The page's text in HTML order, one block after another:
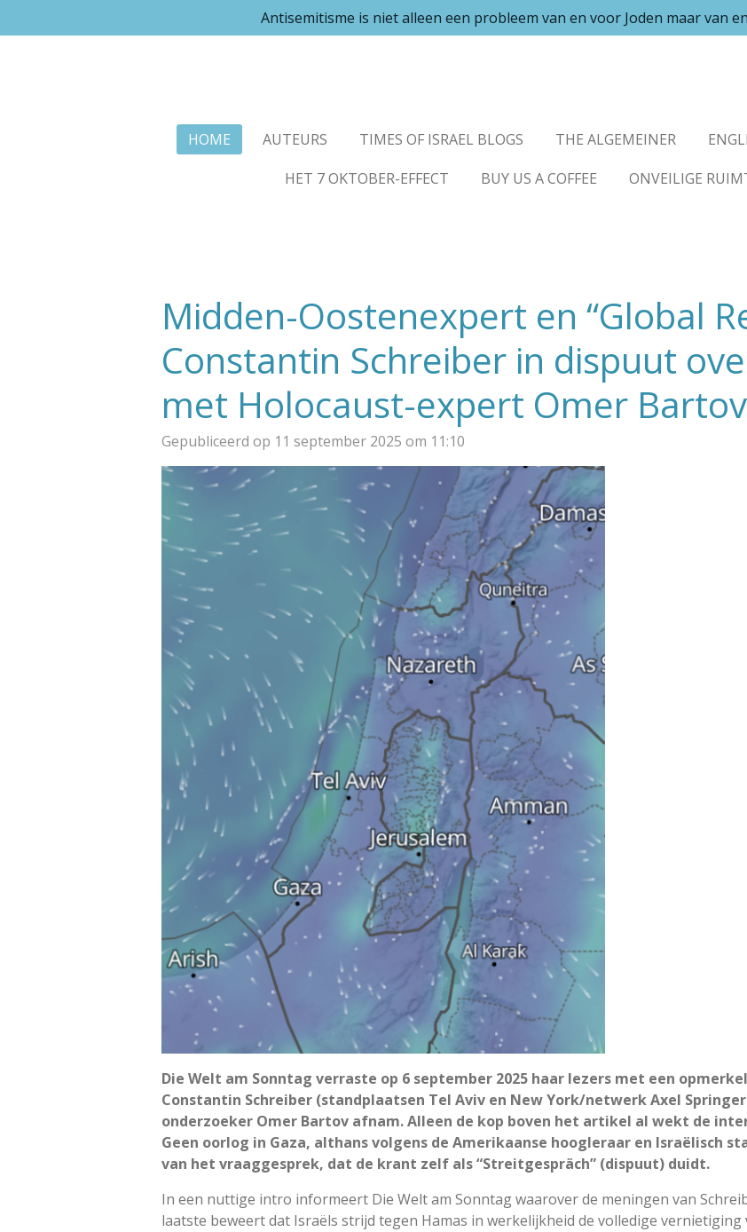
direct
Antisemitisme is niet alleen een probleem van en voor Joden maar van
HOME AUTEURS TIMES OF ISRAEL BLOGS THE ALGEMEINER
HET 7 OKTOBER-EFFECT
BUY US A COFFEE ONVEILIGE
Midden-Oostenexpert en “Global
Constantin Schreiber in dispuut
met Holocaust-expert Omer Bartov
Gepubliceerd op 11 september 2025 om 11:10
Die Welt am Sonntag verraste op 6 september 2025 haar lezers met een
Constantin Schreiber (standplaatsen Tel Aviv en New York/netwerk Axel
onderzoeker Omer Bartov afnam. Alleen de kop boven het artikel al wekt de
Geen oorlog in Gaza, althans volgens de Amerikaanse hoogleraar en Israëlisch
van het vraaggesprek, dat de krant zelf als “Streitgespräch” (dispuut) duidt.
In een nuttige intro informeert Die Welt am Sonntag waarover de meningen van
laatste beweert dat Israëls strijd tegen Hamas in werkelijkheid de volledige